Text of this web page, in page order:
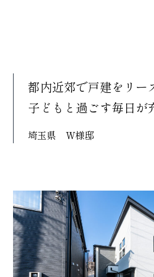
都内近郊で戸建をリー
子どもと過ごす毎日が
埼玉県 W様邸